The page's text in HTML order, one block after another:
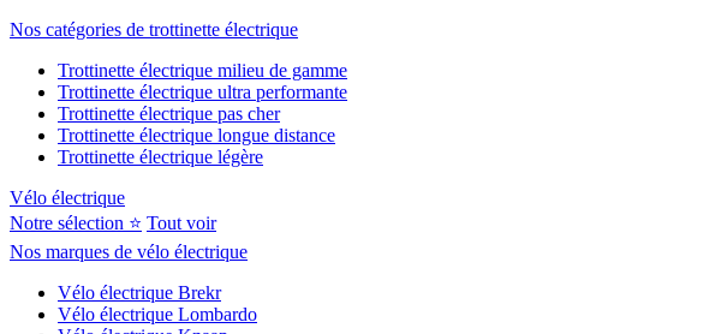
Nos catégories de trottinette électrique
Trottinette électrique milieu de gamme
Trottinette électrique ultra performante
Trottinette électrique pas cher
Trottinette électrique longue distance
Trottinette électrique légère
Vélo électrique
Notre sélection ⭐ Tout voir
Nos marques de vélo électrique
Vélo électrique Brekr
Vélo électrique Lombardo